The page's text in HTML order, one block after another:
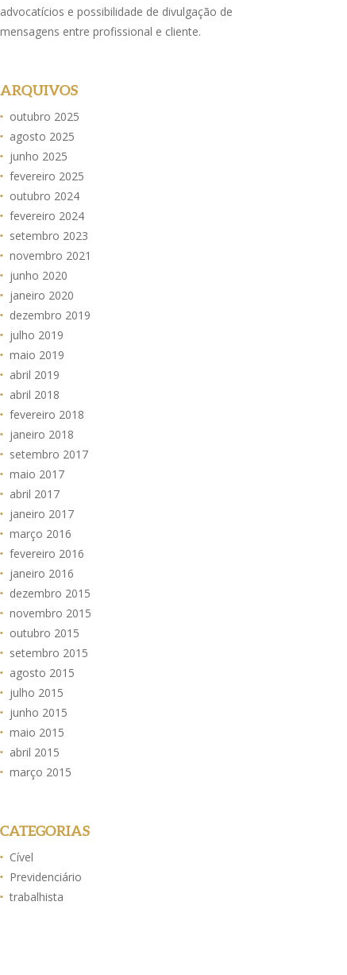
advocatícios e possibilidade de divulgação de
mensagens entre profissional e cliente.
ARQUIVOS
outubro 2025
agosto 2025
junho 2025
fevereiro 2025
outubro 2024
fevereiro 2024
setembro 2023
novembro 2021
junho 2020
janeiro 2020
dezembro 2019
julho 2019
maio 2019
abril 2019
abril 2018
fevereiro 2018
janeiro 2018
setembro 2017
maio 2017
abril 2017
janeiro 2017
março 2016
fevereiro 2016
janeiro 2016
dezembro 2015
novembro 2015
outubro 2015
setembro 2015
agosto 2015
julho 2015
junho 2015
maio 2015
abril 2015
março 2015
CATEGORIAS
Cível
Previdenciário
trabalhista